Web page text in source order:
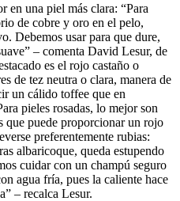
en una piel más clara: “Para
de cobre y oro en el pelo,
Debemos usar para que dure,
– comenta David Lesur, de
es el rojo castaño o
de tez neutra o clara, manera de
un cálido toffee que en
pieles rosadas, lo mejor son
que puede proporcionar un rojo
preferentemente rubias:
albaricoque, queda estupendo
cuidar con un champú seguro
agua fría, pues la caliente hace
– recalca Lesur.